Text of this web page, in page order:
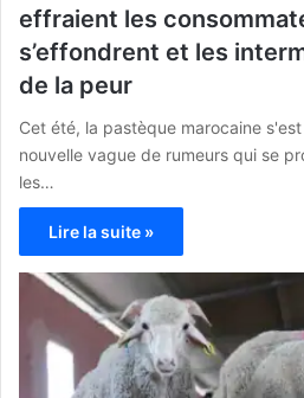
effraient les
s’effondrent et les
de la peur
Cet été, la pastèque marocaine
nouvelle vague de rumeurs qui se
les…
Lire la suite »